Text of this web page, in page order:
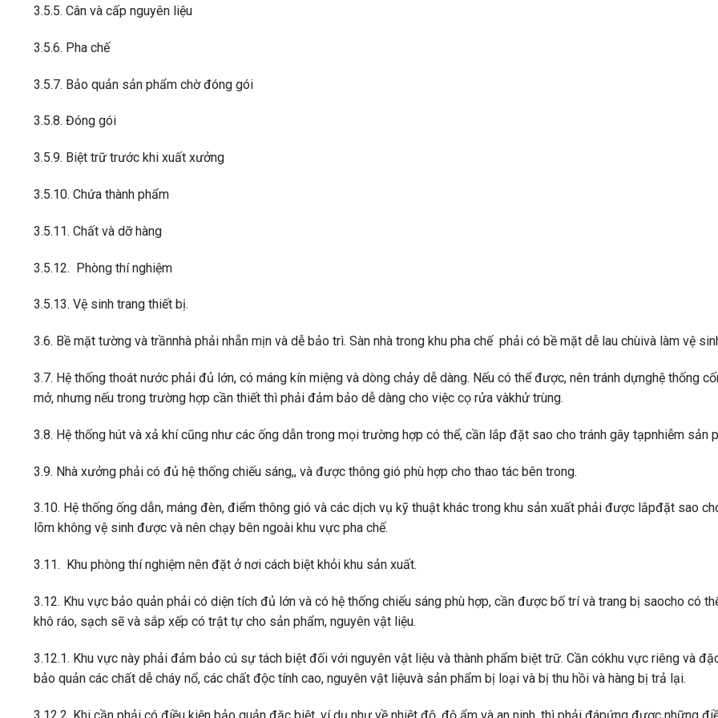
3.5.5. Cân và cấp nguyên liệu
3.5.6. Pha chế
3.5.7. Bảo quản sản phẩm chờ đóng gói
3.5.8. Đóng gói
3.5.9. Biệt trữ trước khi xuất xưởng
3.5.10. Chứa thành phẩm
3.5.11. Chất và dỡ hàng
3.5.12. Phòng thí nghiệm
3.5.13. Vệ sinh trang thiết bị.
3.6. Bề mặt tường và trầnnhà phải nhẵn mịn và dễ bảo trì. Sàn nhà trong khu pha chế phải có bề mặt dễ lau chùivà làm vệ
3.7. Hệ thống thoát nước phải đủ lớn, có máng kín miệng và dòng chảy dễ dàng. Nếu có thể được, nên tránh dựnghệ thống
mở, nhưng nếu trong trường hợp cần thiết thì phải đảm bảo dễ dàng cho việc cọ rửa vàkhử trùng.
3.8. Hệ thống hút và xả khí cũng như các ống dẫn trong mọi trường hợp có thể, cần lắp đặt sao cho tránh gây tạpnhiễm sản
3.9. Nhà xưởng phải có đủ hệ thống chiếu sáng,, và được thông gió phù hợp cho thao tác bên trong.
3.10. Hệ thống ống dẫn, máng đèn, điểm thông gió và các dịch vụ kỹ thuật khác trong khu sản xuất phải được lắpđặt sao
lõm không vệ sinh được và nên chạy bên ngoài khu vực pha chế.
3.11. Khu phòng thí nghiệm nên đặt ở nơi cách biệt khỏi khu sản xuất.
3.12. Khu vực bảo quản phải có diện tích đủ lớn và có hệ thống chiếu sáng phù hợp, cần được bố trí và trang bị saocho có
khô ráo, sạch sẽ và sắp xếp có trật tự cho sản phẩm, nguyên vật liệu.
3.12.1. Khu vực này phải đảm bảo cú sự tách biệt đối với nguyên vật liệu và thành phẩm biệt trữ. Cần cókhu vực riêng và
bảo quản các chất dễ cháy nổ, các chất độc tính cao, nguyên vật liệuvà sản phẩm bị loại và bị thu hồi và hàng bị trả lại.
3.12.2. Khi cần phải có điều kiện bảo quản đặc biệt, ví dụ như về nhiệt độ, độ ẩm và an ninh, thì phải đápứng được những